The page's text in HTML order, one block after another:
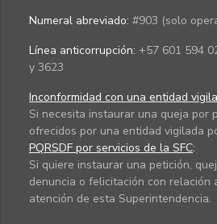
Numeral abreviado: #903 (solo
Línea anticorrupción: +57 601 594
y 3623
Inconformidad con una entidad
Si necesita instaurar una queja por
ofrecidos por una entidad vigilada
PQRSDF por servicios de la SFC:
Si quiere instaurar una petición,
denuncia o felicitación con relación
atención de esta Superintendencia.